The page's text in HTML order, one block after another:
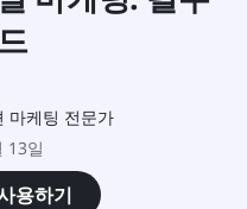
마케팅 전문가
13일
용하기